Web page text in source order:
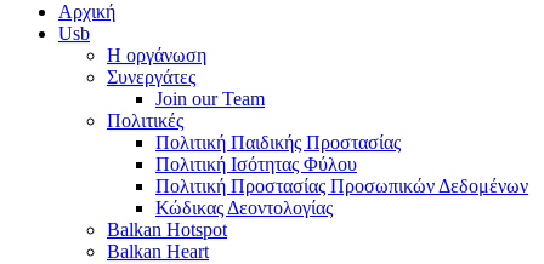
Αρχική
Usb
Η οργάνωση
Συνεργάτες
Join our Team
Πολιτικές
Πολιτική Παιδικής Προστασίας
Πολιτική Ισότητας Φύλου
Πολιτική Προστασίας Προσωπικών Δεδομένων
Κώδικας Δεοντολογίας
Balkan Hotspot
Balkan Heart